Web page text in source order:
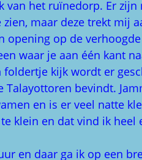
van het ruïnedorp. Er zijn
maar deze trekt mij
opening op de
waar je aan één kant
kijk wordt er
bevindt.
en is er veel natte
klein en dat vind ik heel
en daar ga ik op een